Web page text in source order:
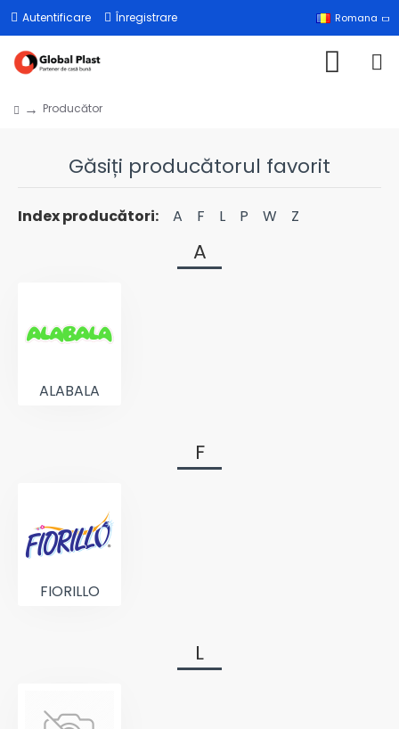
Autentificare Înregistrare Romana
Producător
Găsiți producătorul favorit
Index producători: A F L P W Z
A
ALABALA
F
FIORILLO
L